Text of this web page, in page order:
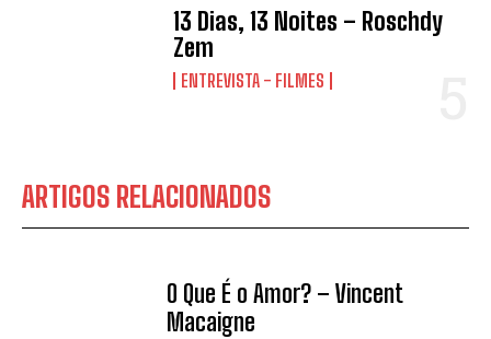
13 Dias, 13 Noites – Roschdy
Zem
ENTREVISTA - FILMES
ARTIGOS RELACIONADOS
O Que É o Amor? – Vincent
Macaigne